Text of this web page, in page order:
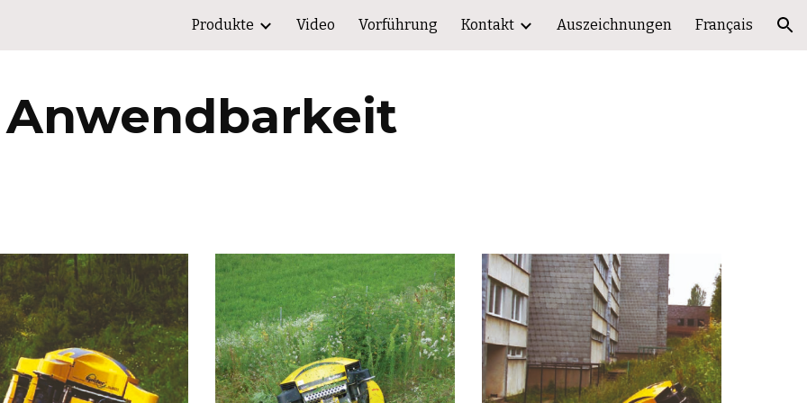
Skip to navigation
Produkte Video Vorführung Kontakt Auszeichnungen Français
Anwendbarkeit